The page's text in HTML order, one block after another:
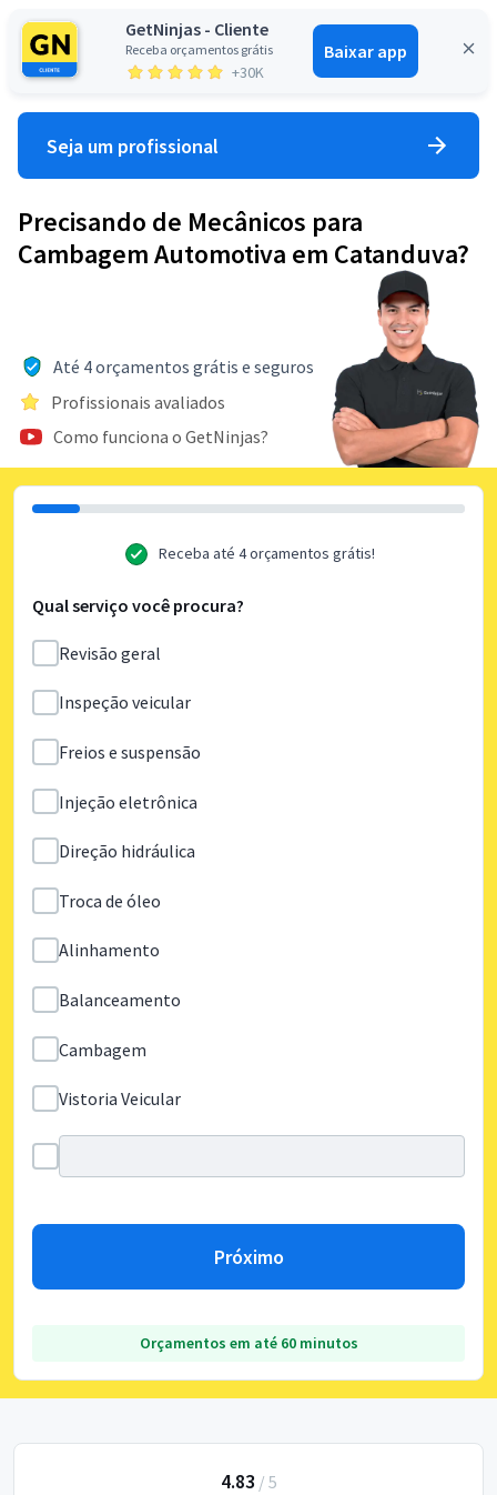
GetNinjas - Cliente
Receba orçamentos grátis
+30K
Baixar app
Entrar
Seja um profissional
Precisando de Mecânicos para
Cambagem Automotiva em Catanduva?
Até 4 orçamentos grátis e seguros
Profissionais avaliados
Como funciona o GetNinjas?
Receba até 4 orçamentos grátis!
Qual serviço você procura?
Revisão geral
Inspeção veicular
Freios e suspensão
Injeção eletrônica
Direção hidráulica
Troca de óleo
Alinhamento
Balanceamento
Cambagem
Vistoria Veicular
Próximo
Orçamentos em até 60 minutos
4.83 / 5